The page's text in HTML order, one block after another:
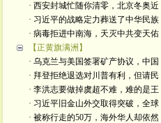
· 西安封城忙随你清零，北京冬奥近
· 习近平的战略定力葬送了中华民族
· 病毒拒进中南海，天灭中共变天佑
【正黄旗满洲】
· 乌克兰与美国签署矿产协议，中国
· 拜登拒绝退选对川普有利，但请民
· 李洪志要做掉虞超不难，难的是王
· 习近平旧金山外交取得突破，全球
· 被称行走的50万，海外华人却依然